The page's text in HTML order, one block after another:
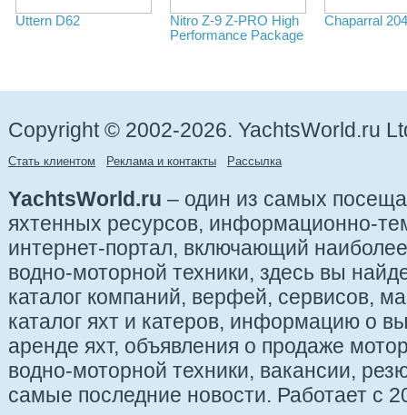
Uttern D62
Nitro Z-9 Z-PRO High
Performance Package
Chaparral
Copyright © 2002-2026. YachtsWorld.ru
Стать клиентом Реклама и контакты Рассылка
YachtsWorld.ru – один из самых
яхтенных ресурсов, информационно-
интернет-портал, включающий
водно-моторной техники, здесь вы
каталог компаний, верфей, сервисов,
каталог яхт и катеров, информацию о
аренде яхт, объявления о продаже
водно-моторной техники, вакансии,
самые последние новости. Работает с